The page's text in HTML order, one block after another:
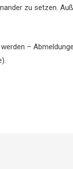
zu setzen.
–